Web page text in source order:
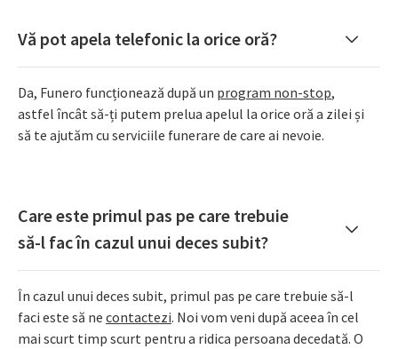
Vă pot apela telefonic la orice oră?
Da, Funero funcționează după un program non-stop,
astfel încât să-ți putem prelua apelul la orice oră a zilei și
să te ajutăm cu serviciile funerare de care ai nevoie.
Care este primul pas pe care trebuie
să-l fac în cazul unui deces subit?
În cazul unui deces subit, primul pas pe care trebuie să-l
faci este să ne contactezi. Noi vom veni după aceea în cel
mai scurt timp scurt pentru a ridica persoana decedată. O